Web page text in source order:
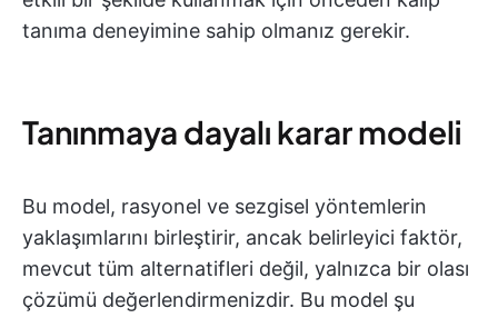
tanıma deneyimine sahip olmanız gerekir.
Tanınmaya dayalı karar modeli
Bu model, rasyonel ve sezgisel yöntemlerin
yaklaşımlarını birleştirir, ancak belirleyici faktör,
mevcut tüm alternatifleri değil, yalnızca bir olası
çözümü değerlendirmenizdir. Bu model şu